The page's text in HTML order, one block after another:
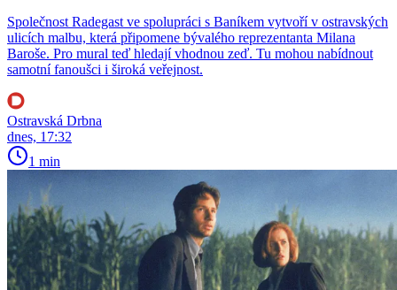
Společnost Radegast ve spolupráci s Baníkem vytvoří v ostravských
ulicích malbu, která připomene bývalého reprezentanta Milana
Baroše. Pro mural teď hledají vhodnou zeď. Tu mohou nabídnout
samotní fanoušci i široká veřejnost.
Ostravská Drbna
dnes, 17:32
1 min